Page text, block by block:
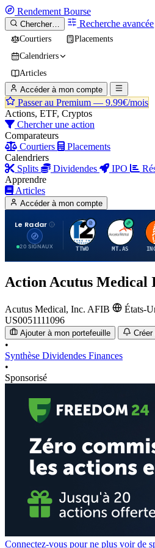
Rendement Bourse
Chercher… Recherche avancée
Courtiers
Placements
Calendriers
Articles
Accéder à mon compte
Passer au Premium — 9.99€/mois
Actions, ETF, Cryptos
Chercher une action
Comparateurs
Courtiers
Placements
Calendriers
Splits
Dividendes IPO
Apprendre
Articles
Accéder à mon compte
Le Radar
20 SIGNAUX
T
TTWO
A
MT.AS
Action Acutus Medical
Acutus Medical, Inc. AFIB États-
US0051111096
Ajouter à mon portefeuille Créer
•
Synthèse Dividendes Finances
•
Sponsorisé
Connectez-vous pour ne plus voir de